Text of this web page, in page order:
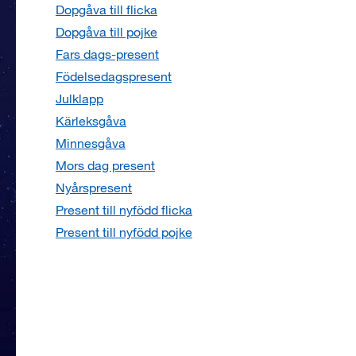
Dopgåva till flicka
Dopgåva till pojke
Fars dags-present
Födelsedagspresent
Julklapp
Kärleksgåva
Minnesgåva
Mors dag present
Nyårspresent
Present till nyfödd flicka
Present till nyfödd pojke